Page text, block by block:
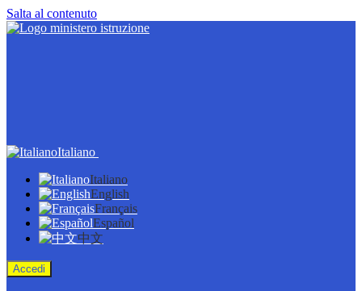
Salta al contenuto
Italiano
Italiano
English
Français
Español
中文
Accedi